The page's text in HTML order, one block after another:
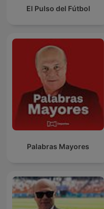
El Pulso del Fútbol
Palabras Mayores